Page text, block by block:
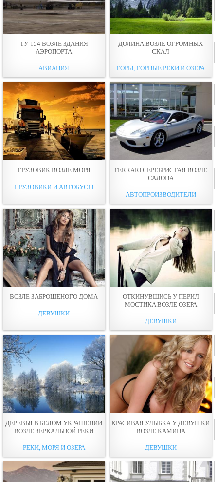
ТУ-154 ВОЗЛЕ ЗДАНИЯ
АЭРОПОРТА
АВИАЦИЯ
ДОЛИНА ВОЗЛЕ ОГРОМНЫХ
СКАЛ
ГОРЫ, ГОРНЫЕ РЕКИ И ОЗЕРА
ГРУЗОВИК ВОЗЛЕ МОРЯ
ГРУЗОВИКИ И АВТОБУСЫ
FERRARI СЕРЕБРИСТАЯ ВОЗЛЕ
САЛОНА
АВТОПРОИЗВОДИТЕЛИ
ВОЗЛЕ ЗАБРОШЕНОГО ДOМА
ДЕВУШКИ
ОТКИНУВШИСЬ У ПЕРИЛ
МОСТИКA ВОЗЛЕ ОЗЕРА
ДЕВУШКИ
ДЕРЕВЬЯ В БЕЛОМ УКРАШЕНИИ
ВОЗЛЕ ЗЕРКАЛЬНОЙ РЕКИ
РЕКИ, МОРЯ И ОЗЕРА
КРАСИВАЯ УЛЫБКА У ДЕВУШКИ
ВОЗЛЕ КАМИНА
ДЕВУШКИ